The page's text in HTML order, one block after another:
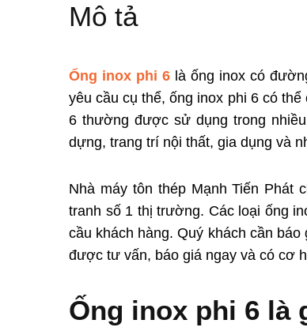
Mô tả
Ống inox phi 6 là ống inox có
yêu cầu cụ thể, ống inox phi 6 có
6 thường được sử dụng trong
dựng, trang trí nội thất, gia dụng và
Nhà máy tôn thép Mạnh Tiến Phát
tranh số 1 thị trường. Các loại ống
cầu khách hàng. Quý khách cần
được tư vấn, báo giá ngay và có cơ
Ống inox phi 6 là